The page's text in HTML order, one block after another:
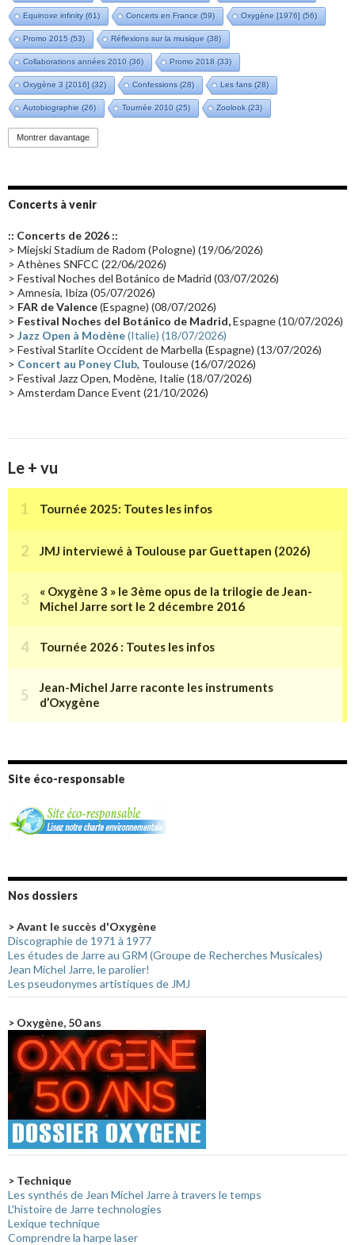
Equinoxe infinity(61) Concerts en France (59) Oxygène [1976] (56)
Promo 2015 (53) Réflexions sur la musique (38)
Collaborations années 2010 (36) Promo 2018 (33)
Oxygène 3 [2016] (32) Confessions (28) Les fans (28)
Autobiographie (26) Tournée 2010 (25) Zoolook (23)
Promo 2019(23)
Groupe de Recherche Musicale
Passages radio Vidéo Jarrecast (16) Synthé 80's
Les concerts en Chine(16) Cinéma
Synthé Roland(15) Belgique(15)
(14) Astronomie (14)
Tournée 2025(14) 2024(14) Chine(13)
Montrer davantage
Concerts à venir
:: Concerts de 2026 ::
> Miejski Stadium de Radom (Pologne) (19/06/2026)
> Athènes SNFCC (22/06/2026)
> Festival Noches del Botánico de Madrid (03/07/2026)
> Amnesia, Ibiza (05/07/2026)
> FAR de Valence(Espagne) (08/07/2026)
> Festival Noches del Botánico de Madrid,Espagne (10/07/2026)
> Jazz Open à Modène(Italie) (18/07/2026)
> Festival Starlite Occident de Marbella (Espagne) (13/07/2026)
> Concert au Poney Club, Toulouse (16/07/2026)
> Festival Jazz Open, Modène, Italie (18/07/2026)
> Amsterdam Dance Event (21/10/2026)
Le + vu
Site éco-responsable
Nos dossiers
> Avant le succès d'Oxygène
Discographie de 1971 à 1977
Les études de Jarre au GRM (Groupe de Recherches Musicales)
Jean Michel Jarre, le parolier!
Les pseudonymes artistiques de JMJ
> Oxygène, 50 ans
> Technique
Les synthés de Jean Michel Jarre à travers le temps
L'histoire de Jarre technologies
Lexique technique
Comprendre la harpe laser